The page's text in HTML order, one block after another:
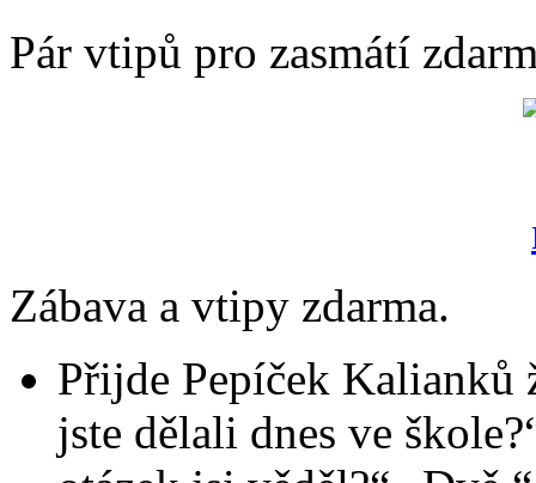
Pár vtipů pro zasmátí
Zábava a vtipy zdarma.
Přijde Pepíček Kalianků
jste dělali dnes ve